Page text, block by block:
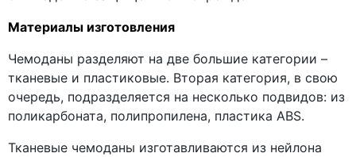
Материалы изготовления
Чемоданы разделяют на две большие категории –
тканевые и пластиковые. Вторая категория, в свою
очередь, подразделяется на несколько подвидов: из
поликарбоната, полипропилена, пластика ABS.
Тканевые чемоданы изготавливаются из нейлона